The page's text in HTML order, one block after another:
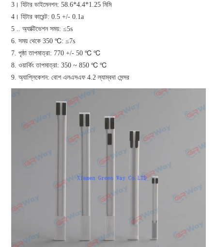
3। হিটার ডাইমেনশন: 58.6*4.4*1.25 মিমি
4। হিটার কারেন্ট: 0.5 +/- 0.1a
5 .. অ্যাক্টিভেশন সময়: ≤5s
6. সময় থেকে 350 ℃: ≤7s
7. পৃষ্ঠা তাপমাত্রা: 770 +/- 50 ℃ ℃
8. ওয়ার্কিং তাপমাত্রা: 350 ~ 850 ℃ ℃
9. অ্যাপ্লিকেশন: বোশ এলএসএফ 4.2 ল্যাম্বদা সেন্সর